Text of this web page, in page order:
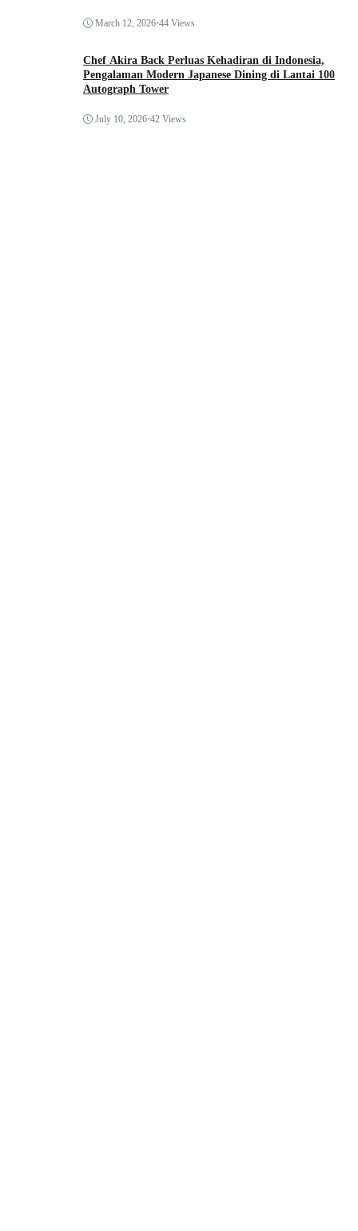
March 12, 2026•44 Views
Chef Akira Back Perluas Kehadiran di Indonesia,
Pengalaman Modern Japanese Dining di Lantai 100
Autograph Tower
July 10, 2026•42 Views